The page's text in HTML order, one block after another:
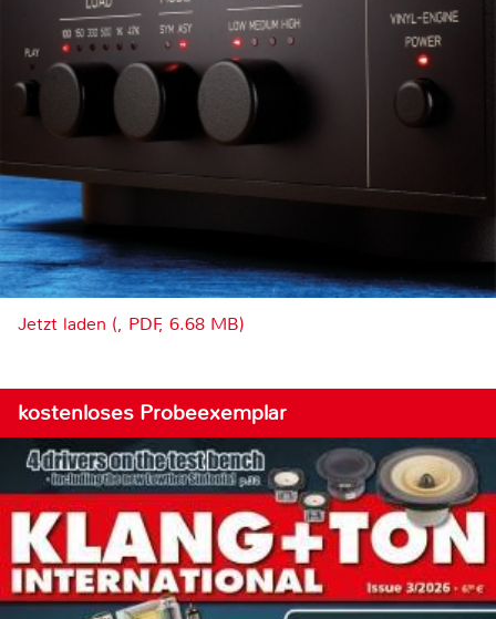
Jetzt laden (, PDF, 6.68 MB)
kostenloses Probeexemplar